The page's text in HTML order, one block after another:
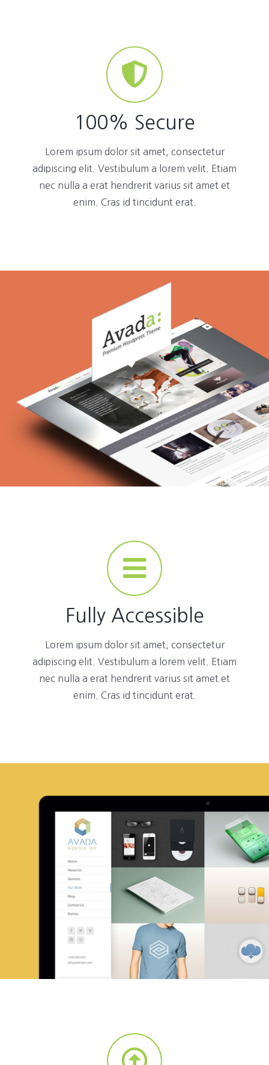
100% Secure
Lorem ipsum dolor sit amet, consectetur
adipiscing elit. Vestibulum a lorem velit. Etiam
nec nulla a erat hendrerit varius sit amet et
enim. Cras id tincidunt erat.
Fully Accessible
Lorem ipsum dolor sit amet, consectetur
adipiscing elit. Vestibulum a lorem velit. Etiam
nec nulla a erat hendrerit varius sit amet et
enim. Cras id tincidunt erat.